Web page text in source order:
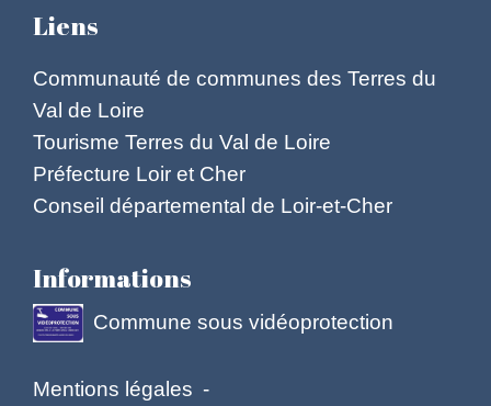
Liens
Communauté de communes des Terres du
Val de Loire
Tourisme Terres du Val de Loire
Préfecture Loir et Cher
Conseil départemental de Loir-et-Cher
Informations
Commune sous vidéoprotection
Mentions légales -